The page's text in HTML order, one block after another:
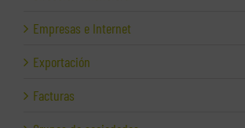
Empresas e Internet
Exportación
Facturas